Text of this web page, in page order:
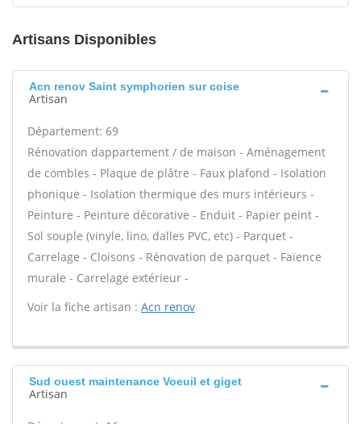
Artisans Disponibles
Acn renov Saint symphorien sur coise
Artisan
Département: 69
Rénovation dappartement / de maison - Aménagement
de combles - Plaque de plâtre - Faux plafond - Isolation
phonique - Isolation thermique des murs intérieurs -
Peinture - Peinture décorative - Enduit - Papier peint -
Sol souple (vinyle, lino, dalles PVC, etc) - Parquet -
Carrelage - Cloisons - Rénovation de parquet - Faïence
murale - Carrelage extérieur -
Voir la fiche artisan : Acn renov
Sud ouest maintenance Voeuil et giget
Artisan